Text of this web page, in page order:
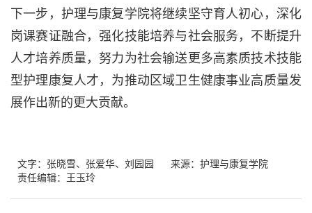
下一步，护理与康复学院将继续坚守育人初心，深化
岗课赛证融合，强化技能培养与社会服务，不断提升
人才培养质量，努力为社会输送更多高素质技术技能
型护理康复人才，为推动区域卫生健康事业高质量发
展作出新的更大贡献。
文字：张晓雪、张爱华、刘园园
来源：护理与康复学院
责任编辑：王玉玲